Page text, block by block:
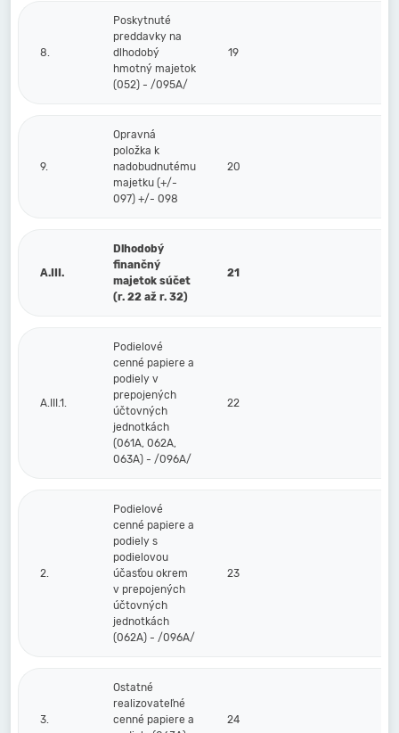
8.
Poskytnuté
preddavky na
dlhodobý
hmotný majetok
(052) - /095A/
19
9.
Opravná
položka k
nadobudnutému
majetku (+/-
097) +/- 098
20
A.III.
Dlhodobý
finančný
majetok súčet
(r. 22 až r. 32)
21
A.III.1.
Podielové
cenné papiere a
podiely v
prepojených
účtovných
jednotkách
(061A, 062A,
063A) - /096A/
22
2.
Podielové
cenné papiere a
podiely s
podielovou
účasťou okrem
v prepojených
účtovných
jednotkách
(062A) - /096A/
23
3.
Ostatné
realizovateľné
cenné papiere a
24